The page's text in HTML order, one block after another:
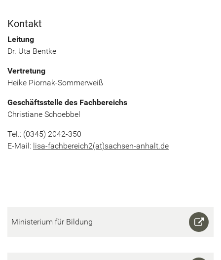
Kon­takt
Lei­tung
Dr. Uta Bent­ke
Ver­tre­tung
Heike Piornak-​Sommerweiß
Ge­schäfts­stel­le des Fach­be­reichs
Chris­tia­ne Scho­eb­bel
Tel.: (0345) 2042-350
E-​Mail: lisa-​fachbereich2(at)sachsen-​anhalt.de
Mi­nis­te­ri­um für Bil­dung